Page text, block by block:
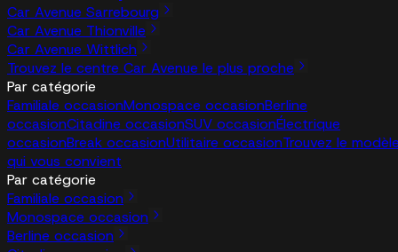
Car Avenue Sarrebourg
Car Avenue Thionville
Car Avenue Wittlich
Trouvez le centre Car Avenue le plus proche
Par catégorie
Familiale occasionMonospace occasionBerline
occasionCitadine occasionSUV occasionÉlectrique
occasionBreak occasionUtilitaire occasionTrouvez le
qui vous convient
Par catégorie
Familiale occasion
Monospace occasion
Berline occasion